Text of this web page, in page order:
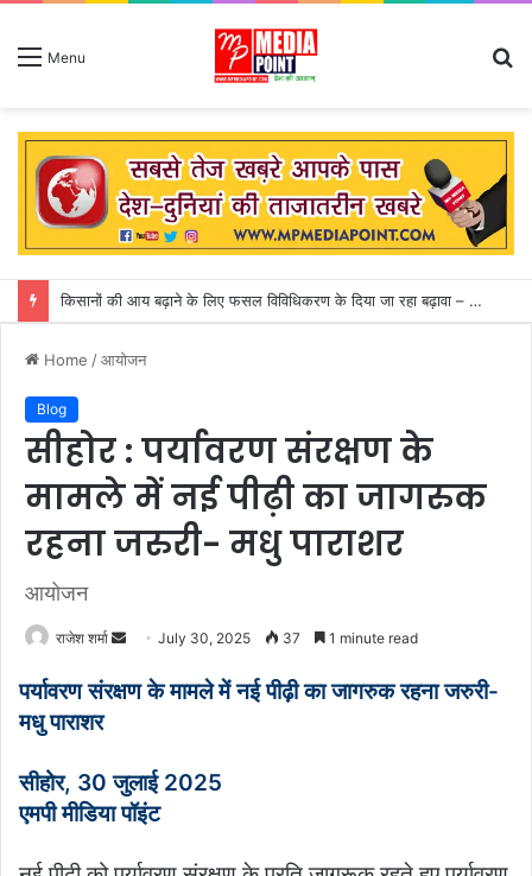
Menu
कुदरत का कहर: आकाशीय बिजली गिरने से 14 लोगों की मौत, मां के शव से लिपटकर बिलखते रहे तीन मासूम
Home /आयोजन
Blog
सीहोर : पर्यावरण संरक्षण के
मामले में नई पीढ़ी का जागरुक
रहना जरुरी- मधु पाराशर
आयोजन
राजेश शर्मा
n
n
e
a
July 30, 2025 37 1 minute read
पर्यावरण संरक्षण के मामले में नई पीढ़ी का जागरुक रहना जरुरी-
मधु पाराशर
सीहोर, 30 जुलाई 2025
एमपी मीडिया पॉइंट